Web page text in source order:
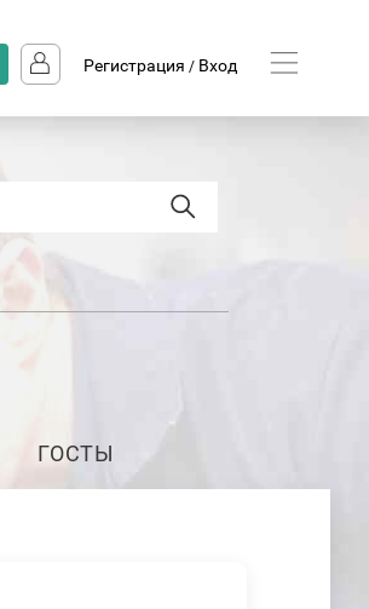
Регистрация / Вход
ГОСТЫ